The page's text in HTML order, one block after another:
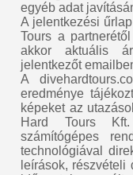
egyéb adat
A jelentkezési
Tours a
akkor aktuális
jelentkezőt
A
eredménye
képeket az
Hard Tours Kft.
számítógépes
technológiával
leírások,